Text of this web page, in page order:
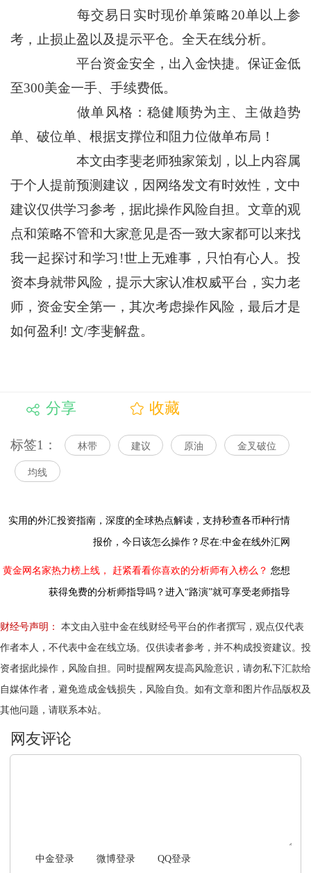
每交易日实时现价单策略20单以上参
考，止损止盈以及提示平仓。全天在线分析。
平台资金安全，出入金快捷。保证金低
至300美金一手、手续费低。
做单风格：稳健顺势为主、主做趋势
单、破位单、根据支撑位和阻力位做单布局！
本文由李斐老师独家策划，以上内容属
于个人提前预测建议，因网络发文有时效性，文中
建议仅供学习参考，据此操作风险自担。文章的观
点和策略不管和大家意见是否一致大家都可以来找
我一起探讨和学习!世上无难事，只怕有心人。投
资本身就带风险，提示大家认准权威平台，实力老
师，资金安全第一，其次考虑操作风险，最后才是
如何盈利! 文/李斐解盘。
分享 收藏
标签1： 林带 建议 原油 金叉破位
均线
实用的外汇投资指南， 深度的全球热点解读， 支持秒查各币种行情
报价，今日该怎么操作？尽在:中金在线外汇网
黄金网名家热力榜上线， 赶紧看看你喜欢的分析师有入榜么？ 您想
获得免费的分析师指导吗？进入“路演”就可享受老师指导
财经号声明：
本文由入驻中金在线财经号平台的作者撰写，观点仅代表
作者本人，不代表中金在线立场。仅供读者参考，并不构成投资建议。投
资者据此操作，风险自担。同时提醒网友提高风险意识，请勿私下汇款给
自媒体作者，避免造成金钱损失，风险自负。如有文章和图片作品版权及
其他问题，请联系本站。
中金登录 微博登录 QQ登录